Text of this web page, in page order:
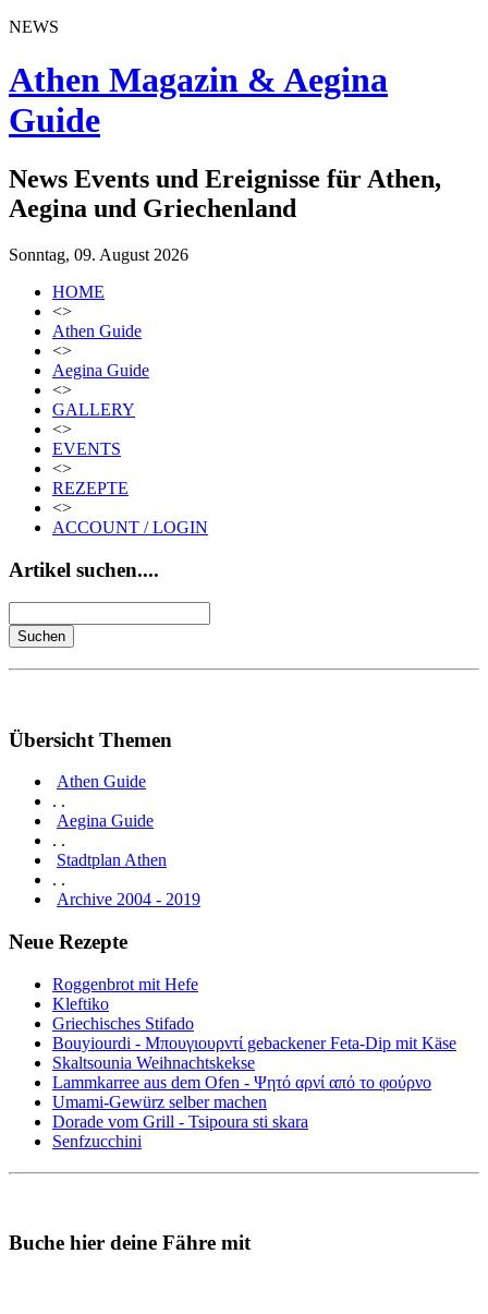
NEWS
Athen Magazin & Aegina
Guide
News Events und Ereignisse für Athen,
Aegina und Griechenland
Sonntag, 09. August 2026
HOME
<>
Athen Guide
<>
Aegina Guide
<>
GALLERY
<>
EVENTS
<>
REZEPTE
<>
ACCOUNT / LOGIN
Artikel suchen....
Übersicht Themen
Athen Guide
. .
Aegina Guide
. .
Stadtplan Athen
. .
Archive 2004 - 2019
Neue Rezepte
Roggenbrot mit Hefe
Kleftiko
Griechisches Stifado
Bouyiourdi - Μπουγιουρντί gebackener Feta-Dip mit Käse
Skaltsounia Weihnachtskekse
Lammkarree aus dem Ofen - Ψητό αρνί από το φούρνο
Umami-Gewürz selber machen
Dorade vom Grill - Tsipoura sti skara
Senfzucchini
Buche hier deine Fähre mit